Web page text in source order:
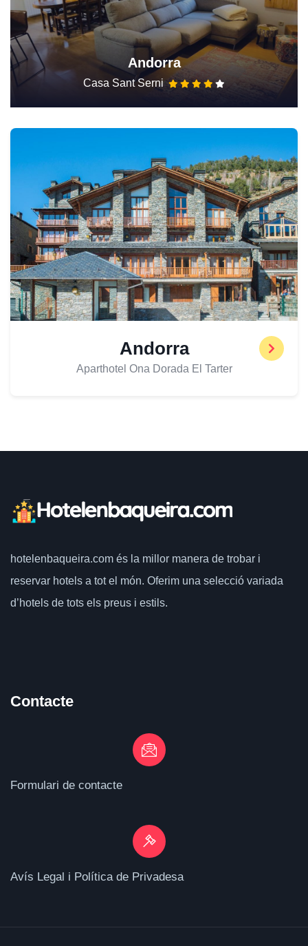
Andorra
Casa Sant Serni
Andorra
Aparthotel Ona Dorada El Tarter
hotelenbaqueira.com és la millor manera de trobar i
reservar hotels a tot el món. Oferim una selecció variada
d’hotels de tots els preus i estils.
Contacte
Formulari de contacte
Avís Legal i Política de Privadesa